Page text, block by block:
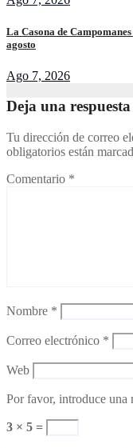
La Casona de
agosto
Ago 7, 2026
Deja una respuesta
Tu dirección de correo
obligatorios están
Comentario *
Nombre *
Correo electrónico *
Web
Por favor, introduce una
3 × 5 =